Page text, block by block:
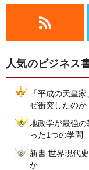
人気のビジネス
「平成の天皇
ぜ衝突したのか
地政学が最強の
った1つの学問
新書 世界現代
か